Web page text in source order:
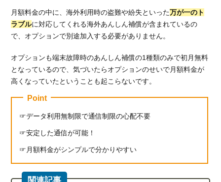
月額料金の中に、海外利用時の盗難や紛失といった万が一のト
ラブルに対応してくれる海外あんしん補償が含まれているの
で、オプションで別途加入する必要がありません。
オプションも端末故障時のあんしん補償の1種類のみで初月無料
となっているので、気づいたらオプションのせいで月額料金が
高くなっていたということも起こらないです。
Point
データ利用無制限で通信制限の心配不要
安定した通信が可能！
月額料金がシンプルで分かりやすい